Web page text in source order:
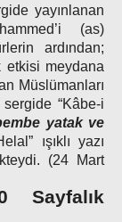
yayınlanan
(as)
ardından;
etkisi meydana
Müslümanları
“Kâbe-i
yatak ve
ışıklı yazı
(24 Mart
Sayfalık